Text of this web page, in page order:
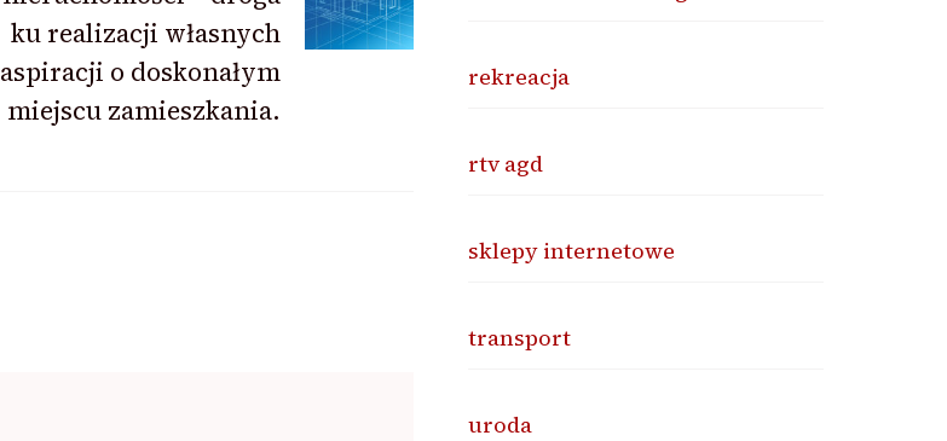
ku realizacji własnych
aspiracji o doskonałym
miejscu zamieszkania.
rekreacja
rtv agd
sklepy internetowe
transport
uroda